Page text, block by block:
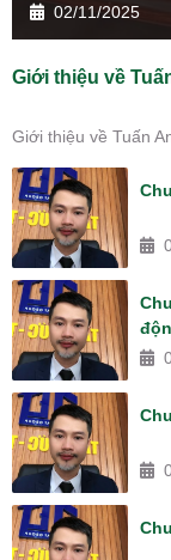
02/11/2025
Giới thiệu về
Giới thiệu về Tuấn